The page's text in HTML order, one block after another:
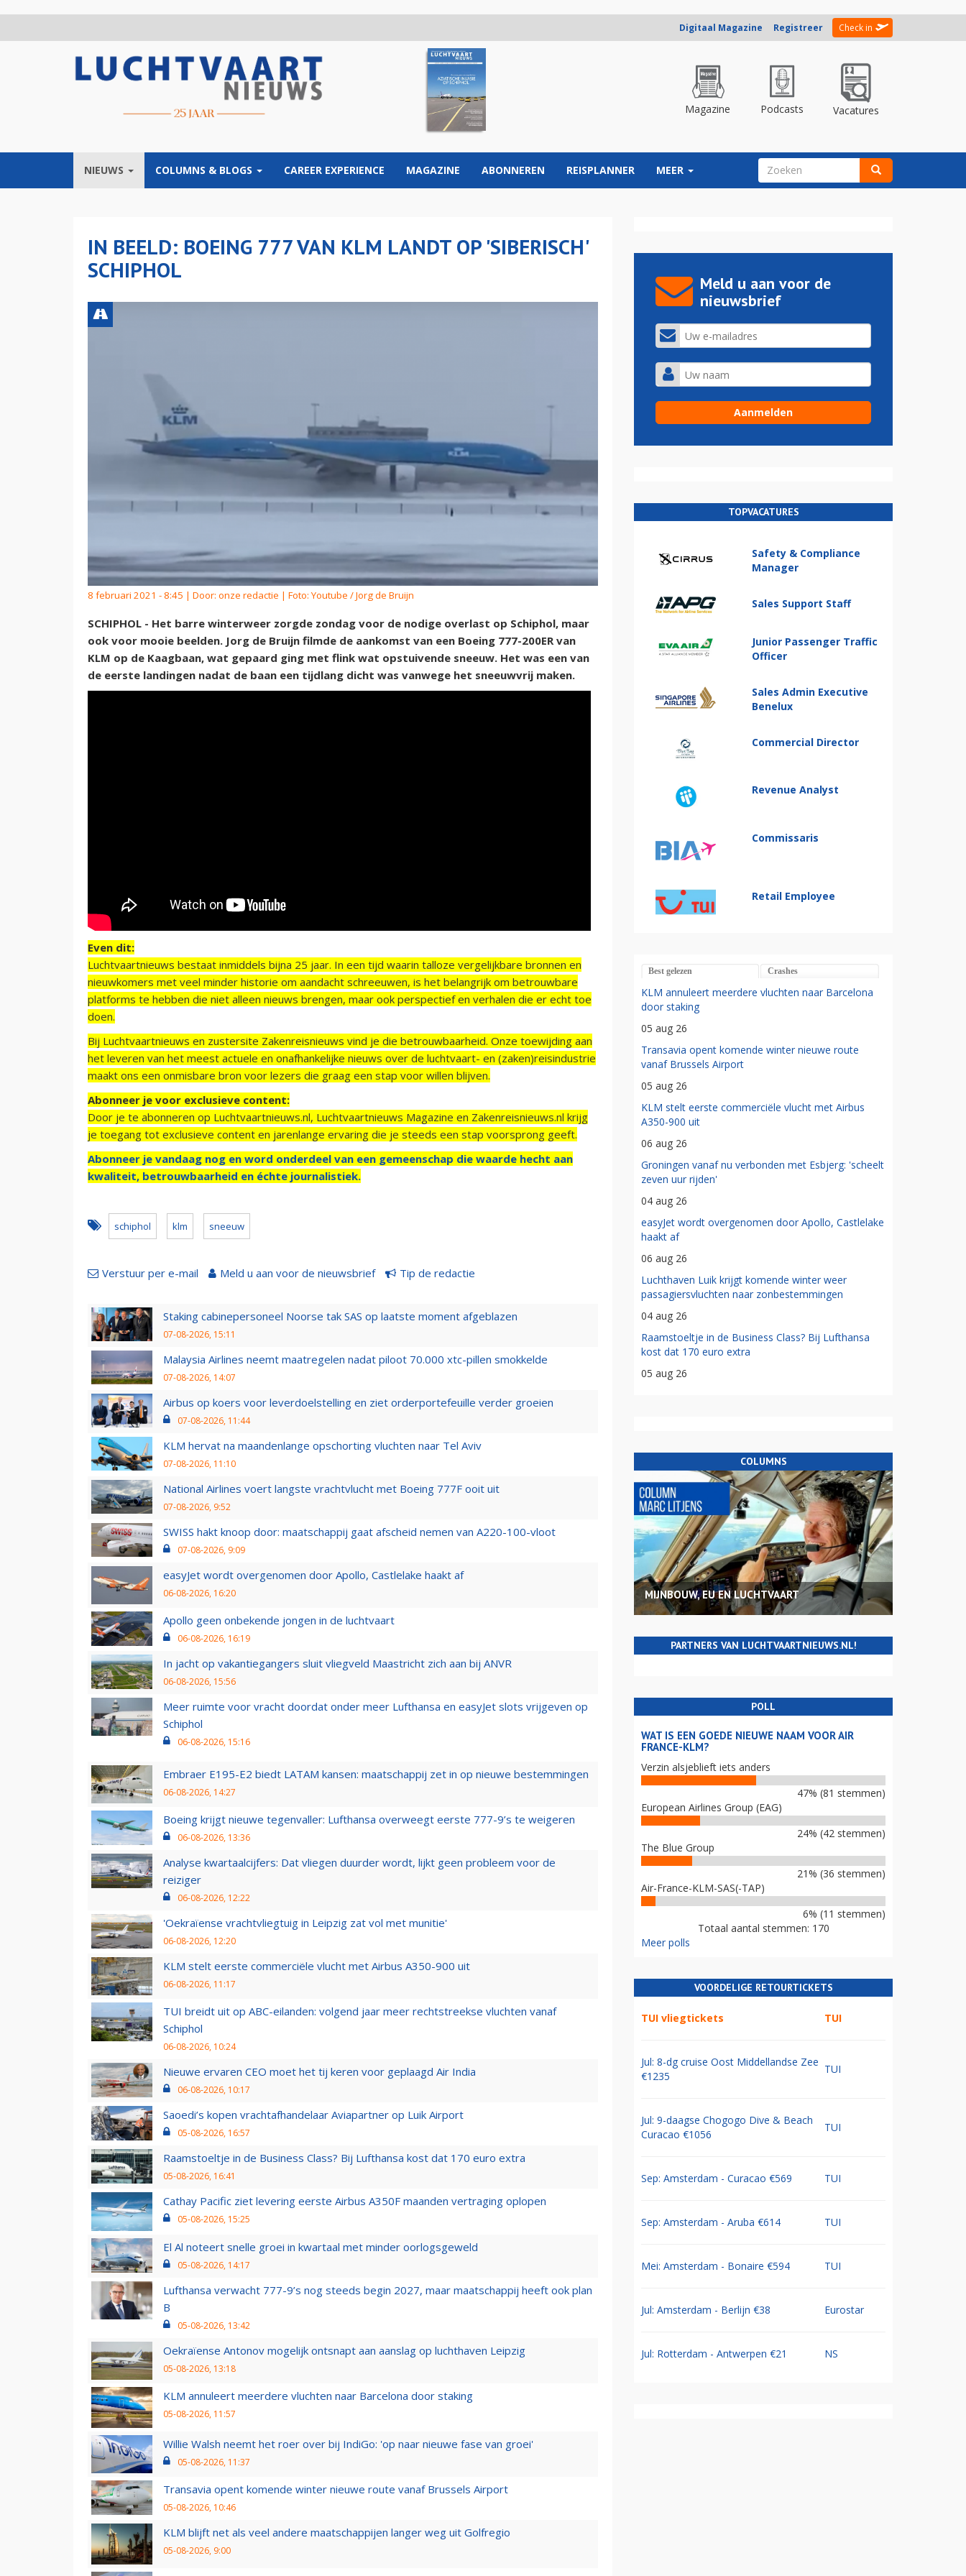
Digitaal Magazine Registreer Check in
Magazine Podcasts Vacatures
NIEUWS COLUMNS & BLOGS CAREER EXPERIENCE MAGAZINE ABONNEREN REISPLANNER MEER ZOEKVELD
IN BEELD: BOEING 777 VAN KLM LANDT OP 'SIBERISCH'
SCHIPHOL
8 februari 2021 - 8:45 | Door: onze redactie | Foto: Youtube / Jorg de Bruijn
SCHIPHOL - Het barre winterweer zorgde zondag voor de nodige overlast op Schiphol, maar
ook voor mooie beelden. Jorg de Bruijn filmde de aankomst van een Boeing 777-200ER van
KLM op de Kaagbaan, wat gepaard ging met flink wat opstuivende sneeuw. Het was een van
de eerste landingen nadat de baan een tijdlang dicht was vanwege het sneeuwvrij maken.
Even dit:
Luchtvaartnieuws bestaat inmiddels bijna 25 jaar. In een tijd waarin talloze vergelijkbare bronnen en
nieuwkomers met veel minder historie om aandacht schreeuwen, is het belangrijk om betrouwbare
platforms te hebben die niet alleen nieuws brengen, maar ook perspectief en verhalen die er echt toe
doen.
Bij Luchtvaartnieuws en zustersite Zakenreisnieuws vind je die betrouwbaarheid. Onze toewijding aan
het leveren van het meest actuele en onafhankelijke nieuws over de luchtvaart- en (zaken)reisindustrie
maakt ons een onmisbare bron voor lezers die graag een stap voor willen blijven.
Abonneer je voor exclusieve content:
Door je te abonneren op Luchtvaartnieuws.nl, Luchtvaartnieuws Magazine en Zakenreisnieuws.nl krijg
je toegang tot exclusieve content en jarenlange ervaring die je steeds een stap voorsprong geeft.
Abonneer je vandaag nog en word onderdeel van een gemeenschap die waarde hecht aan
kwaliteit, betrouwbaarheid en échte journalistiek.
schiphol klm sneeuw
Verstuur per e-mail Meld u aan voor de nieuwsbrief Tip de redactie
Staking cabinepersoneel Noorse tak SAS op laatste moment afgeblazen
07-08-2026, 15:11
Malaysia Airlines neemt maatregelen nadat piloot 70.000 xtc-pillen smokkelde
07-08-2026, 14:07
Airbus op koers voor leverdoelstelling en ziet orderportefeuille verder groeien
07-08-2026, 11:44
KLM hervat na maandenlange opschorting vluchten naar Tel Aviv
07-08-2026, 11:10
National Airlines voert langste vrachtvlucht met Boeing 777F ooit uit
07-08-2026, 9:52
SWISS hakt knoop door: maatschappij gaat afscheid nemen van A220-100-vloot
07-08-2026, 9:09
easyJet wordt overgenomen door Apollo, Castlelake haakt af
06-08-2026, 16:20
Apollo geen onbekende jongen in de luchtvaart
06-08-2026, 16:19
In jacht op vakantiegangers sluit vliegveld Maastricht zich aan bij ANVR
06-08-2026, 15:56
Meer ruimte voor vracht doordat onder meer Lufthansa en easyJet slots vrijgeven op
Schiphol
06-08-2026, 15:16
Embraer E195-E2 biedt LATAM kansen: maatschappij zet in op nieuwe bestemmingen
06-08-2026, 14:27
Boeing krijgt nieuwe tegenvaller: Lufthansa overweegt eerste 777-9’s te weigeren
06-08-2026, 13:36
Analyse kwartaalcijfers: Dat vliegen duurder wordt, lijkt geen probleem voor de
reiziger
06-08-2026, 12:22
'Oekraïense vrachtvliegtuig in Leipzig zat vol met munitie'
06-08-2026, 12:20
KLM stelt eerste commerciële vlucht met Airbus A350-900 uit
06-08-2026, 11:17
TUI breidt uit op ABC-eilanden: volgend jaar meer rechtstreekse vluchten vanaf
Schiphol
06-08-2026, 10:24
Nieuwe ervaren CEO moet het tij keren voor geplaagd Air India
06-08-2026, 10:17
Saoedi’s kopen vrachtafhandelaar Aviapartner op Luik Airport
05-08-2026, 16:57
Raamstoeltje in de Business Class? Bij Lufthansa kost dat 170 euro extra
05-08-2026, 16:41
Cathay Pacific ziet levering eerste Airbus A350F maanden vertraging oplopen
05-08-2026, 15:25
El Al noteert snelle groei in kwartaal met minder oorlogsgeweld
05-08-2026, 14:17
Lufthansa verwacht 777-9’s nog steeds begin 2027, maar maatschappij heeft ook plan
B
05-08-2026, 13:42
Oekraïense Antonov mogelijk ontsnapt aan aanslag op luchthaven Leipzig
05-08-2026, 13:18
KLM annuleert meerdere vluchten naar Barcelona door staking
05-08-2026, 11:57
Willie Walsh neemt het roer over bij IndiGo: 'op naar nieuwe fase van groei'
05-08-2026, 11:37
Transavia opent komende winter nieuwe route vanaf Brussels Airport
05-08-2026, 10:46
KLM blijft net als veel andere maatschappijen langer weg uit Golfregio
05-08-2026, 9:00
Meld u aan voor de
nieuwsbrief
TOPVACATURES
Safety & Compliance
Manager
Sales Support Staff
Junior Passenger Traffic
Officer
Sales Admin Executive
Benelux
Commercial Director
Revenue Analyst
Commissaris
Retail Employee
Best gelezen Crashes
KLM annuleert meerdere vluchten naar Barcelona
door staking
05 aug 26
Transavia opent komende winter nieuwe route
vanaf Brussels Airport
05 aug 26
KLM stelt eerste commerciële vlucht met Airbus
A350-900 uit
06 aug 26
Groningen vanaf nu verbonden met Esbjerg: 'scheelt
zeven uur rijden'
04 aug 26
easyJet wordt overgenomen door Apollo, Castlelake
haakt af
06 aug 26
Luchthaven Luik krijgt komende winter weer
passagiersvluchten naar zonbestemmingen
04 aug 26
Raamstoeltje in de Business Class? Bij Lufthansa
kost dat 170 euro extra
05 aug 26
COLUMNS
MIJNBOUW, EU EN LUCHTVAART
PARTNERS VAN LUCHTVAARTNIEUWS.NL!
POLL
WAT IS EEN GOEDE NIEUWE NAAM VOOR AIR
FRANCE-KLM?
Verzin alsjeblieft iets anders
47% (81 stemmen)
European Airlines Group (EAG)
24% (42 stemmen)
The Blue Group
21% (36 stemmen)
Air-France-KLM-SAS(-TAP)
6% (11 stemmen)
Totaal aantal stemmen: 170
Meer polls
VOORDELIGE RETOURTICKETS
TUI vliegtickets TUI
Jul: 8-dg cruise Oost Middellandse Zee
€1235
TUI
Jul: 9-daagse Chogogo Dive & Beach
Curacao €1056
TUI
Sep: Amsterdam - Curacao €569 TUI
Sep: Amsterdam - Aruba €614 TUI
Mei: Amsterdam - Bonaire €594 TUI
Jul: Amsterdam - Berlijn €38 Eurostar
Jul: Rotterdam - Antwerpen €21 NS